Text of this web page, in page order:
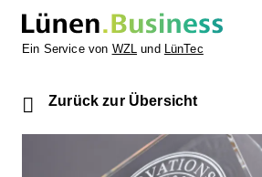
Ein Service von WZL und LünTec
Zurück zur Übersicht